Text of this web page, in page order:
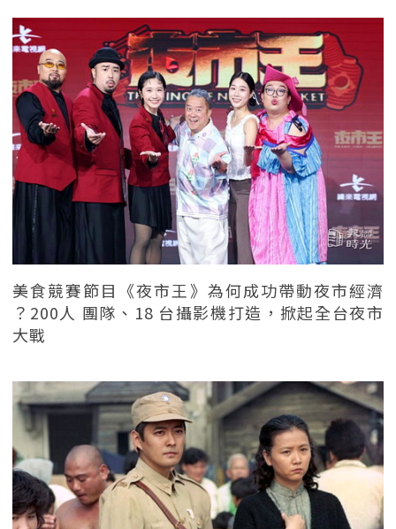
美食競賽節目《夜市王》為何成功帶動夜市經濟
？200人 團隊、18 台攝影機打造，掀起全台夜市
大戰